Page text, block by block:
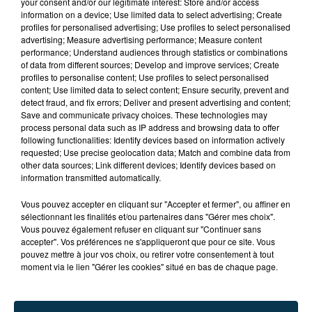
0h36
0h36 0h33
0h33
information on a device; Use limited data to select advertising; Create
profiles for personalised advertising; Use profiles to select personalised
advertising; Measure advertising performance; Measure content
performance; Understand audiences through statistics or combinations
of data from different sources; Develop and improve services; Create
profiles to personalise content; Use profiles to select personalised
content; Use limited data to select content; Ensure security, prevent and
detect fraud, and fix errors; Deliver and present advertising and content;
Save and communicate privacy choices. These technologies may
process personal data such as IP address and browsing data to offer
following functionalities: Identify devices based on information actively
requested; Use precise geolocation data; Match and combine data from
other data sources; Link different devices; Identify devices based on
information transmitted automatically.
Vous pouvez accepter en cliquant sur "Accepter et fermer", ou affiner en
sélectionnant les finalités et/ou partenaires dans "Gérer mes choix".
Vous pouvez également refuser en cliquant sur "Continuer sans
accepter". Vos préférences ne s'appliqueront que pour ce site. Vous
pouvez mettre à jour vos choix, ou retirer votre consentement à tout
moment via le lien "Gérer les cookies" situé en bas de chaque page.